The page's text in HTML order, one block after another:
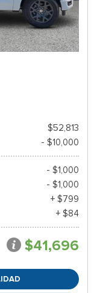
$52,813
- $10,000
- $1,000
- $1,000
+ $799
+ $84
$41,696